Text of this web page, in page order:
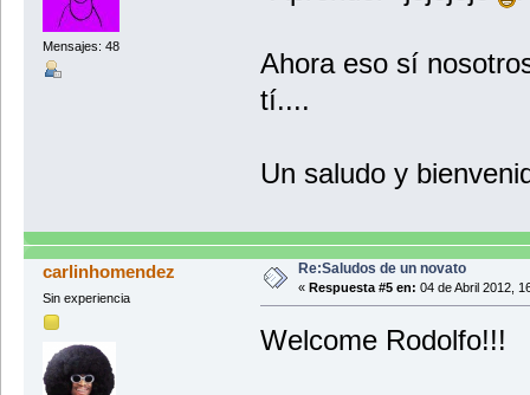
Mensajes: 48
Ahora eso sí
tí....
Un saludo y
carlinhomendez
Sin experiencia
Re:Saludos de un novato
« Respuesta #5 en: 04 de Abril 2012,
Welcome Rodolfo!!!